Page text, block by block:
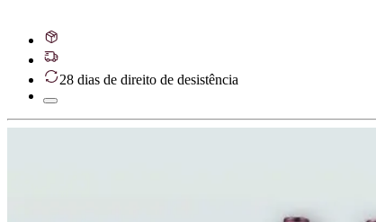
28 dias de direito de desistência